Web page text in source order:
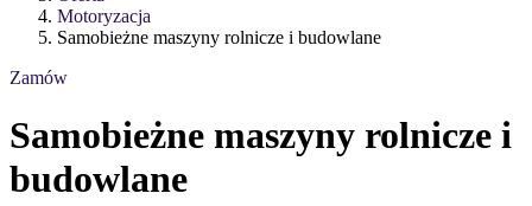
Motoryzacja
Samobieżne maszyny rolnicze i budowlane
Zamów
Samobieżne maszyny rolnicze i
budowlane